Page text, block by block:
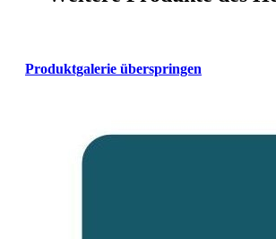
Produktgalerie überspringen